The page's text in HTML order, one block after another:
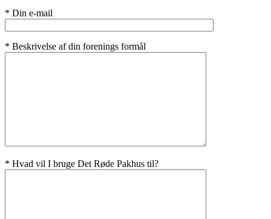
* Din e-mail
* Beskrivelse af din forenings formål
* Hvad vil I bruge Det Røde Pakhus til?